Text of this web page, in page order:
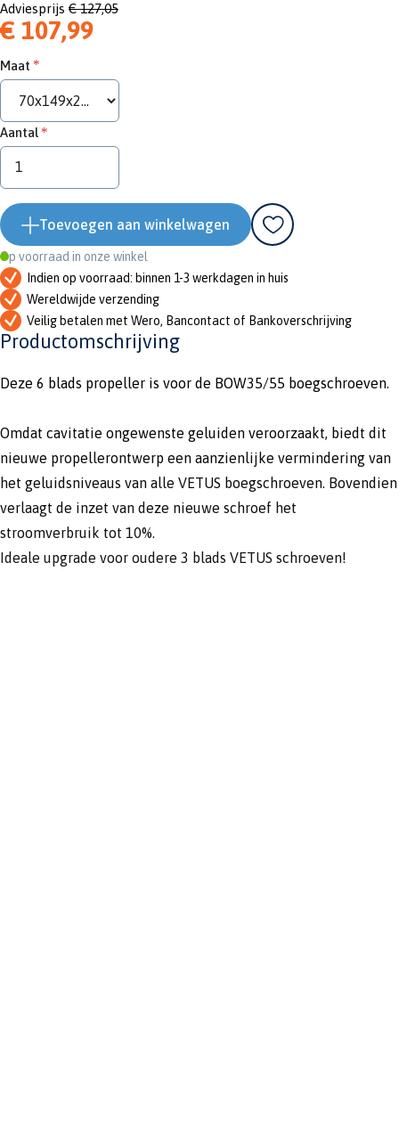
Adviesprijs € 127,05
€ 107,99
Maat
Aantal
Toevoegen aan winkelwagen
Op voorraad in onze winkel
Indien op voorraad: binnen 1-3 werkdagen in huis
Wereldwijde verzending
Veilig betalen met Wero, Bancontact of Bankoverschrijving
Productomschrijving
Deze 6 blads propeller is voor de BOW35/55 boegschroeven.
Omdat cavitatie ongewenste geluiden veroorzaakt, biedt dit
nieuwe propellerontwerp een aanzienlijke vermindering van
het geluidsniveaus van alle VETUS boegschroeven. Bovendien
verlaagt de inzet van deze nieuwe schroef het
stroomverbruik tot 10%.
Ideale upgrade voor oudere 3 blads VETUS schroeven!